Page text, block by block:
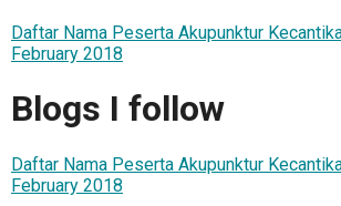
Daftar Nama Peserta Akupunktur
February 2018
Blogs I follow
Daftar Nama Peserta Akupunktur
February 2018